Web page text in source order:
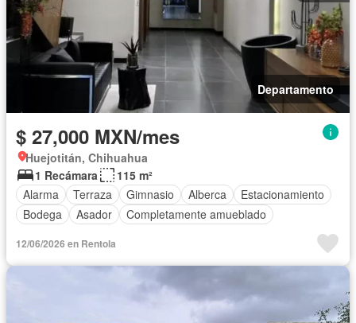
Departamento
$ 27,000 MXN/mes
Huejotitán, Chihuahua
1 Recámara
115 m²
Alarma
Terraza Gimnasio Alberca
Estacionamiento
Bodega
Asador Completamente amueblado
12/06/2026 en Rentola